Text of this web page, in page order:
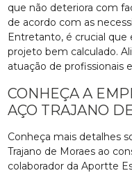
que não deteriora com
de acordo com as
Entretanto, é crucial
projeto bem calculado.
atuação de profissionais
CONHEÇA A
AÇO TRAJANO
Conheça mais detalhes
Trajano de Moraes ao
colaborador da Aportte